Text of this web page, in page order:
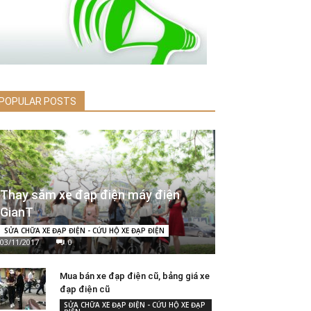
POSTS
Thay săm xe đạp điện máy điện
GianT
SỬA CHỮA XE ĐẠP ĐIỆN - CỨU HỘ XE ĐẠP ĐIỆN
03/11/2017 0
Mua bán xe đạp điện cũ, bảng giá xe
đạp điện cũ
SỬA CHỮA XE ĐẠP ĐIỆN - CỨU HỘ XE ĐẠP